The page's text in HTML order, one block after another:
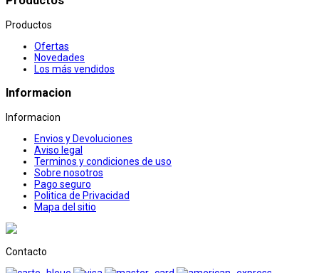
Productos
Ofertas
Novedades
Los más vendidos
Informacion
Informacion
Envios y Devoluciones
Aviso legal
Terminos y condiciones de uso
Sobre nosotros
Pago seguro
Politica de Privacidad
Mapa del sitio
Contacto